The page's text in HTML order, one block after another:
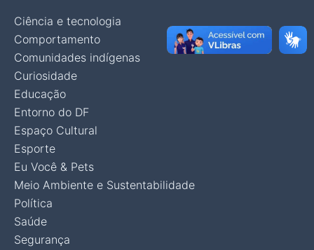
Ciência e tecnologia
Comportamento
Comunidades indígenas
Curiosidade
Educação
Entorno do DF
Espaço Cultural
Esporte
Eu Você & Pets
Meio Ambiente e Sustentabilidade
Política
Saúde
Segurança